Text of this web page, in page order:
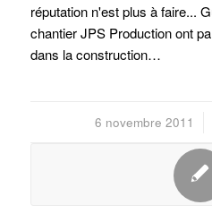
réputation n'est plus à faire...
chantier JPS Production ont
dans la construction…
6 novembre 2011
/